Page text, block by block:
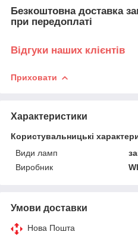
Безкоштовна доставка
при передоплаті
Відгуки наших клієнтів
Приховати
Характеристики
Користувальницькі
Види ламп
Виробник
Умови доставки
Нова Пошта